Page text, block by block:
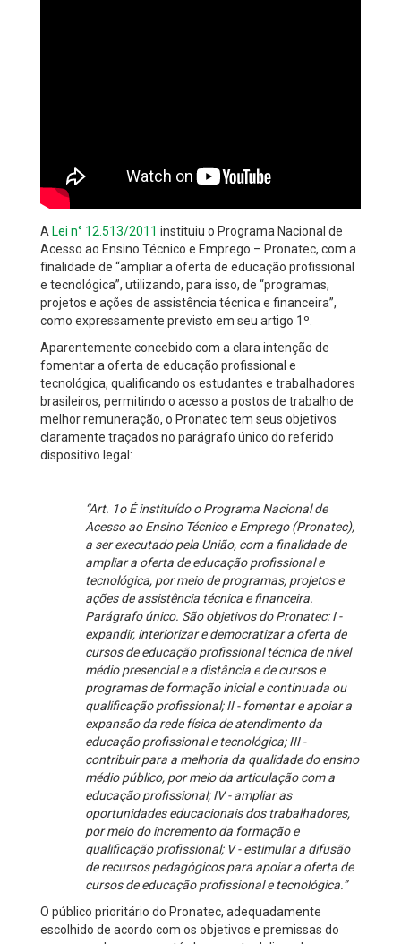
A Lei n° 12.513/2011 instituiu o Programa Nacional de
Acesso ao Ensino Técnico e Emprego – Pronatec, com a
finalidade de “ampliar a oferta de educação profissional
e tecnológica”, utilizando, para isso, de “programas,
projetos e ações de assistência técnica e financeira”,
como expressamente previsto em seu artigo 1º.
Aparentemente concebido com a clara intenção de
fomentar a oferta de educação profissional e
tecnológica, qualificando os estudantes e trabalhadores
brasileiros, permitindo o acesso a postos de trabalho de
melhor remuneração, o Pronatec tem seus objetivos
claramente traçados no parágrafo único do referido
dispositivo legal:
“Art. 1o É instituído o Programa Nacional de
Acesso ao Ensino Técnico e Emprego (Pronatec),
a ser executado pela União, com a finalidade de
ampliar a oferta de educação profissional e
tecnológica, por meio de programas, projetos e
ações de assistência técnica e financeira.
Parágrafo único. São objetivos do Pronatec: I -
expandir, interiorizar e democratizar a oferta de
cursos de educação profissional técnica de nível
médio presencial e a distância e de cursos e
programas de formação inicial e continuada ou
qualificação profissional; II - fomentar e apoiar a
expansão da rede física de atendimento da
educação profissional e tecnológica; III -
contribuir para a melhoria da qualidade do ensino
médio público, por meio da articulação com a
educação profissional; IV - ampliar as
oportunidades educacionais dos trabalhadores,
por meio do incremento da formação e
qualificação profissional; V - estimular a difusão
de recursos pedagógicos para apoiar a oferta de
cursos de educação profissional e tecnológica.”
O público prioritário do Pronatec, adequadamente
escolhido de acordo com os objetivos e premissas do